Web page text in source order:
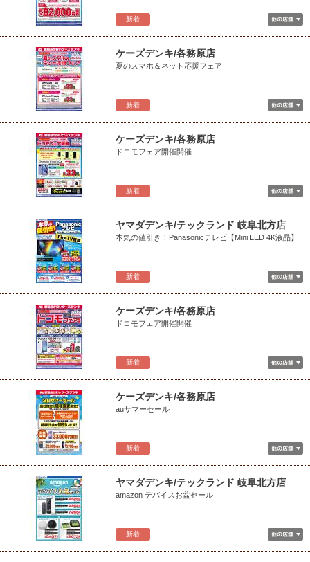
新着
新着
ケーズデンキ/各務原店
夏のスマホ＆ネット応援フェア
新着
ケーズデンキ/各務原店
ドコモフェア開催開催
新着
ヤマダデンキ/テックランド 岐阜北方店
本気の値引き！Panasonicテレビ【Mini LED 4K液晶】
新着
ケーズデンキ/各務原店
ドコモフェア開催開催
新着
ケーズデンキ/各務原店
auサマーセール
新着
ヤマダデンキ/テックランド 岐阜北方店
amazon デバイスお盆セール